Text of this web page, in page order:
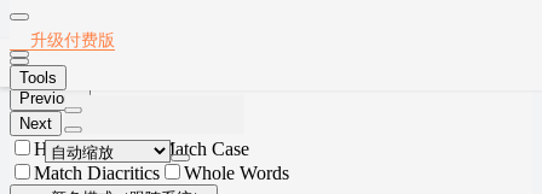
2018年6月英语四级真题(第2套)
Thumbnails
Current Outline Item
Previous
Next
Highlight All
Match Case
Match Diacritics
Whole Words
升级付费版
Tools